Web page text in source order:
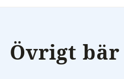
Övrigt bär